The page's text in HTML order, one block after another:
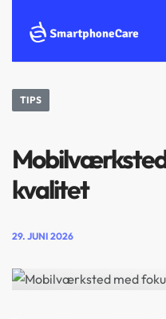
TIPS
kvalitet
29. JUNI 2026